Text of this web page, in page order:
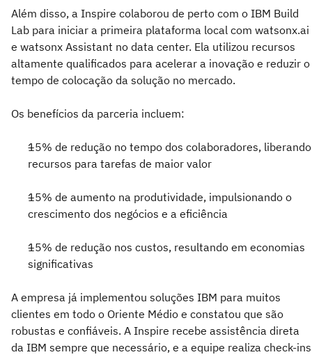
Além disso, a Inspire colaborou de perto com o IBM Build
Lab para iniciar a primeira plataforma local com watsonx.ai
e watsonx Assistant no data center. Ela utilizou recursos
altamente qualificados para acelerar a inovação e reduzir o
tempo de colocação da solução no mercado.
Os benefícios da parceria incluem:
15% de redução no tempo dos colaboradores, liberando
recursos para tarefas de maior valor
15% de aumento na produtividade, impulsionando o
crescimento dos negócios e a eficiência
15% de redução nos custos, resultando em economias
significativas
A empresa já implementou soluções IBM para muitos
clientes em todo o Oriente Médio e constatou que são
robustas e confiáveis. A Inspire recebe assistência direta
da IBM sempre que necessário, e a equipe realiza check-ins